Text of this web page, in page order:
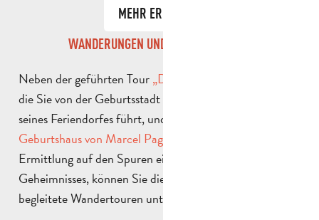
MEHR ERFAHREN
WANDERUNGEN UND AUSSTELLUNGEN
Neben der geführten Tour„D’Aubagne à La Treille“
die Sie von der Geburtsstadt des Autors in die Gassen
seines Feriendorfes führt, und dem
Geburtshaus von Marcel Pagnol
Ermittlung auf den Spuren eines rätselhaften
Geheimnisses, können Sie dieses Jahr auch verschiedene
begleitete Wandertouren unternehmen.